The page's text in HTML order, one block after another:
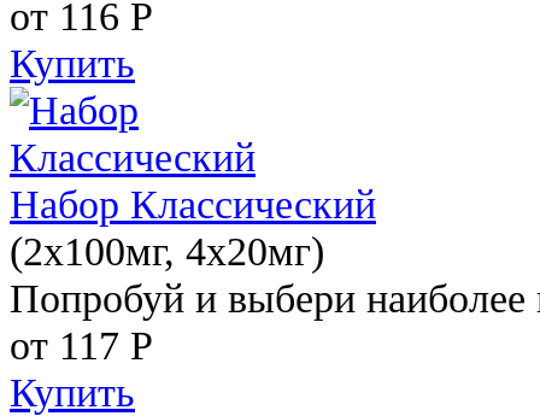
от 116 Р
Купить
Набор Классический
(2x100мг, 4x20мг)
Попробуй и выбери наиболее
от 117 Р
Купить